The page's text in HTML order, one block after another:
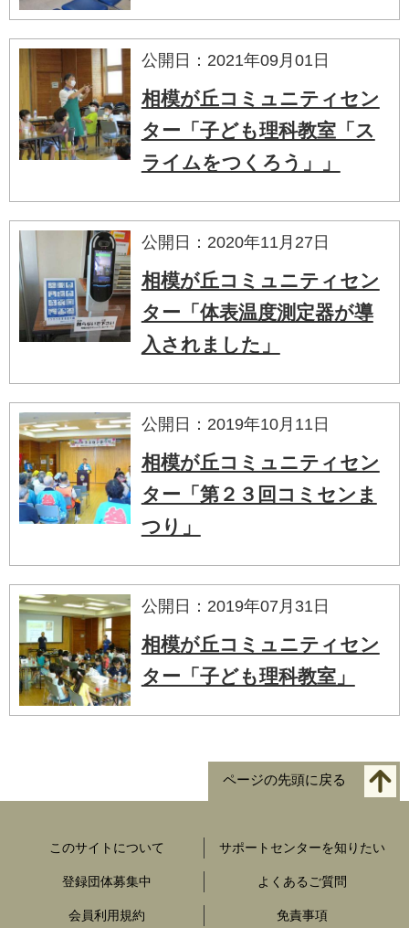
公開日：2021年09月01日
相模が丘コミュニティセン
ター「子ども理科教室「ス
ライムをつくろう」」
公開日：2020年11月27日
相模が丘コミュニティセン
ター「体表温度測定器が導
入されました」
公開日：2019年10月11日
相模が丘コミュニティセン
ター「第２３回コミセンま
つり」
公開日：2019年07月31日
相模が丘コミュニティセン
ター「子ども理科教室」
ページの先頭に戻る
このサイトについて サポートセンターを知りたい
登録団体募集中 よくあるご質問
会員利用規約 免責事項